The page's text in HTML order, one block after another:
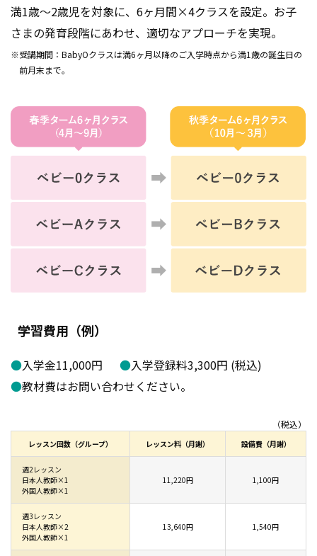
満1歳～2歳児を対象に、6ヶ月間×4クラスを設定。お子
さまの発育段階にあわせ、適切なアプローチを実現。
※受講期間：BabyOクラスは満6ヶ月以降のご入学時点から満1歳の誕生日の
前月末まで。
学習費用（例）
●入学金11,000円 ●入学登録料3,300円 (税込)
●教材費はお問い合わせください。
（税込）
レッスン回数（グループ） レッスン料（月謝） 設備費（月謝）
週2レッスン
日本人教師×1
外国人教師×1
11,220円 1,100円
週3レッスン
日本人教師×2
外国人教師×1
13,640円 1,540円